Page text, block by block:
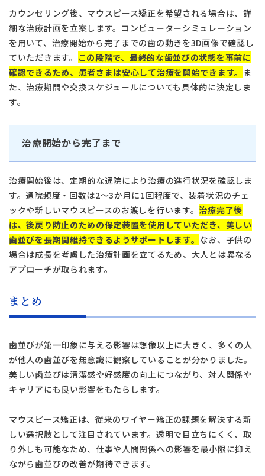
カウンセリング後、マウスピース矯正を希望される場合は、詳
細な治療計画を立案します。コンピューターシミュレーション
を用いて、治療開始から完了までの歯の動きを3D画像で確認し
ていただきます。 この段階で、最終的な歯並びの状態を事前に
確認できるため、患者さまは安心して治療を開始できます。 ま
た、治療期間や交換スケジュールについても具体的に決定しま
す。
治療開始から完了まで
治療開始後は、定期的な通院により治療の進行状況を確認しま
す。通院頻度・回数は2〜3か月に1回程度で、装着状況のチェ
ックや新しいマウスピースのお渡しを行います。治療完了後
は、後戻り防止のための保定装置を使用していただき、美しい
歯並びを長期間維持できるようサポートします。 なお、子供の
場合は成長を考慮した治療計画を立てるため、大人とは異なる
アプローチが取られます。
まとめ
歯並びが第一印象に与える影響は想像以上に大きく、多くの人
が他人の歯並びを無意識に観察していることが分かりました。
美しい歯並びは清潔感や好感度の向上につながり、対人関係や
キャリアにも良い影響をもたらします。
マウスピース矯正は、従来のワイヤー矯正の課題を解決する新
しい選択肢として注目されています。透明で目立ちにくく、取
り外しも可能なため、仕事や人間関係への影響を最小限に抑え
ながら歯並びの改善が期待できます。